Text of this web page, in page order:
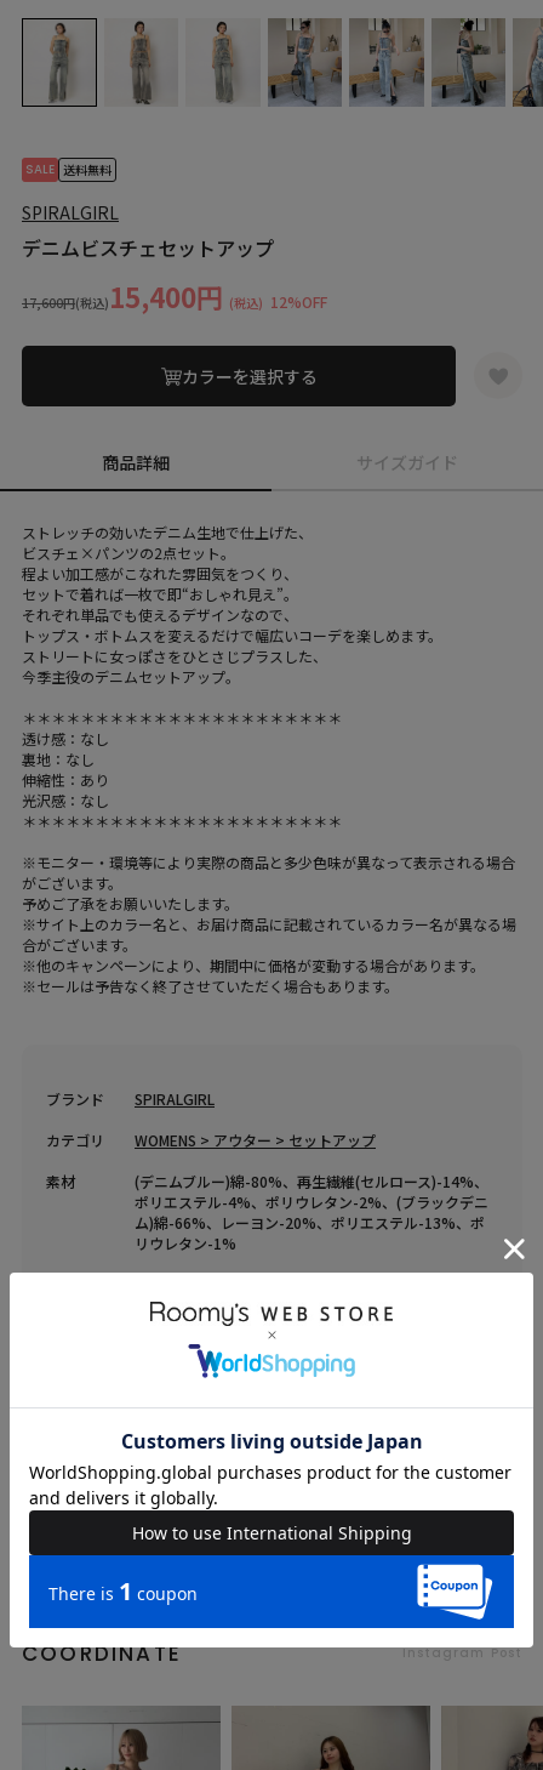
SALE 送料無料
SPIRALGIRL
デニムビスチェセットアップ
17,600円(税込) 15,400円 (税込) 12%OFF
カラーを選択する
商品詳細 サイズガイド
ストレッチの効いたデニム生地で仕上げた、
ビスチェ×パンツの2点セット。
程よい加工感がこなれた雰囲気をつくり、
セットで着れば一枚で即“おしゃれ見え”。
それぞれ単品でも使えるデザインなので、
トップス・ボトムスを変えるだけで幅広いコーデを楽しめます。
ストリートに女っぽさをひとさじプラスした、
今季主役のデニムセットアップ。
＊＊＊＊＊＊＊＊＊＊＊＊＊＊＊＊＊＊＊＊＊＊
透け感：なし
裏地：なし
伸縮性：あり
光沢感：なし
＊＊＊＊＊＊＊＊＊＊＊＊＊＊＊＊＊＊＊＊＊＊
※モニター・環境等により実際の商品と多少色味が異なって表示される場合
がございます。
予めご了承をお願いいたします。
※サイト上のカラー名と、お届け商品に記載されているカラー名が異なる場
合がございます。
※他のキャンペーンにより、期間中に価格が変動する場合があります。
※セールは予告なく終了させていただく場合もあります。
ブランド
SPIRALGIRL
カテゴリ
WOMENS > アウター > セットアップ
素材
(デニムブルー)綿-80%、再生繊維(セルロース)-14%、
ポリエステル-4%、ポリウレタン-2%、(ブラックデニ
ム)綿-66%、レーヨン-20%、ポリエステル-13%、ポ
リウレタン-1%
送料無料 （ 送料について）
品名
デニムビスチェセットアップ
62610112
COORDINATE Instagram Post